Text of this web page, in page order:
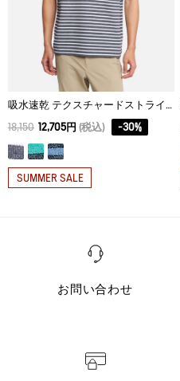
XL
吸水速乾 テクスチャードストライプ 半袖ポロシャツ
18,150 12,705円 (税込) -30%
SUMMER SALE
お問い合わせ